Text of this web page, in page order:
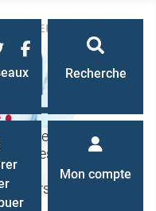
des
à la
Recherche
Recherche
TwitterFacebook
Mon compte